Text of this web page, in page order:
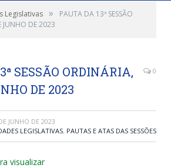
Legislativas »
PAUTA DA 13ª SESSÃO
JUNHO DE 2023
SESSÃO ORDINÁRIA,
DE 2023
0
JUNHO DE 2023
LEGISLATIVAS, PAUTAS E ATAS DAS SESSÕES
visualizar